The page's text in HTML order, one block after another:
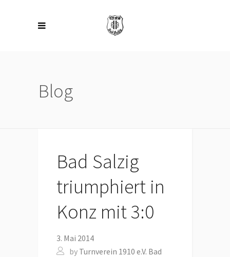
Blog
Bad Salzig
triumphiert in
Konz mit 3:0
3. Mai 2014
by Turnverein 1910 e.V. Bad